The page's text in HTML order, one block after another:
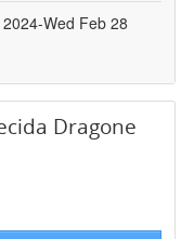
Wed Feb 28
Dragone